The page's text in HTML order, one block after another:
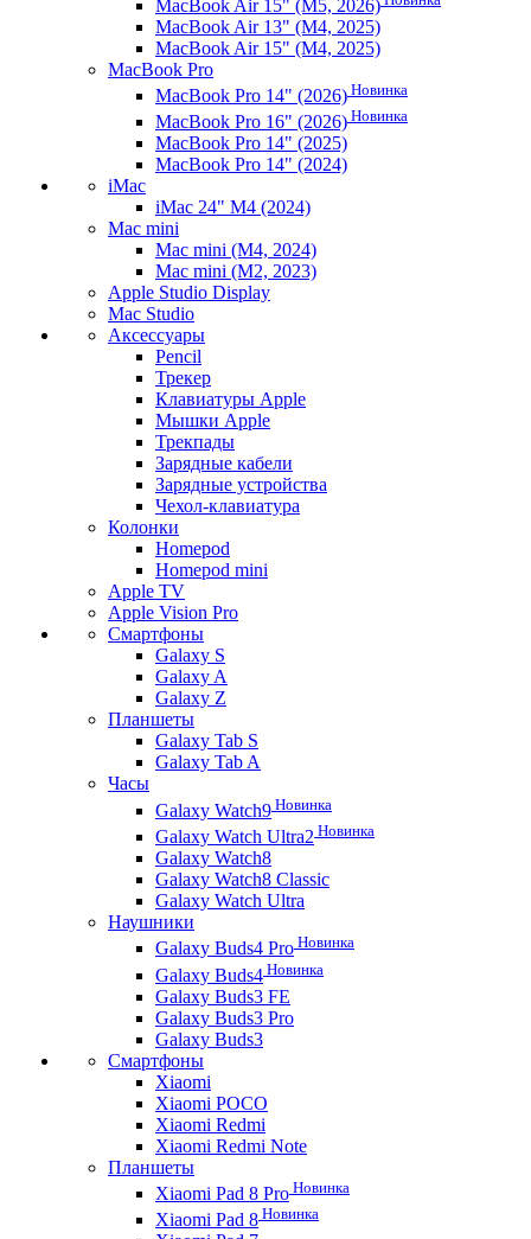
MacBook Air 15" (M5, 2026)
MacBook Air 13" (M4, 2025)
MacBook Air 15" (M4, 2025)
MacBook Pro
MacBook Pro 14" (2026) Новинка
MacBook Pro 16" (2026) Новинка
MacBook Pro 14" (2025)
MacBook Pro 14" (2024)
iMac
iMac 24" M4 (2024)
Mac mini
Mac mini (M4, 2024)
Mac mini (M2, 2023)
Apple Studio Display
Mac Studio
Аксессуары
Pencil
Трекер
Клавиатуры Apple
Мышки Apple
Трекпады
Зарядные кабели
Зарядные устройства
Чехол-клавиатура
Колонки
Homepod
Homepod mini
Apple TV
Apple Vision Pro
Смартфоны
Galaxy S
Galaxy A
Galaxy Z
Планшеты
Galaxy Tab S
Galaxy Tab A
Часы
Galaxy Watch9 Новинка
Galaxy Watch Ultra2 Новинка
Galaxy Watch8
Galaxy Watch8 Classic
Galaxy Watch Ultra
Наушники
Galaxy Buds4 Pro Новинка
Galaxy Buds4 Новинка
Galaxy Buds3 FE
Galaxy Buds3 Pro
Galaxy Buds3
Смартфоны
Xiaomi
Xiaomi POCO
Xiaomi Redmi
Xiaomi Redmi Note
Планшеты
Xiaomi Pad 8 Pro Новинка
Xiaomi Pad 8 Новинка